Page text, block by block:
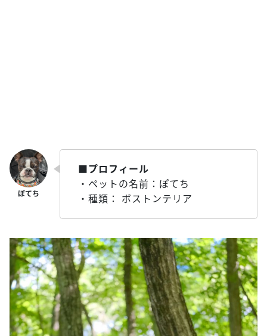
■プロフィール
・ペットの名前：ぽてち
・種類： ボストンテリア